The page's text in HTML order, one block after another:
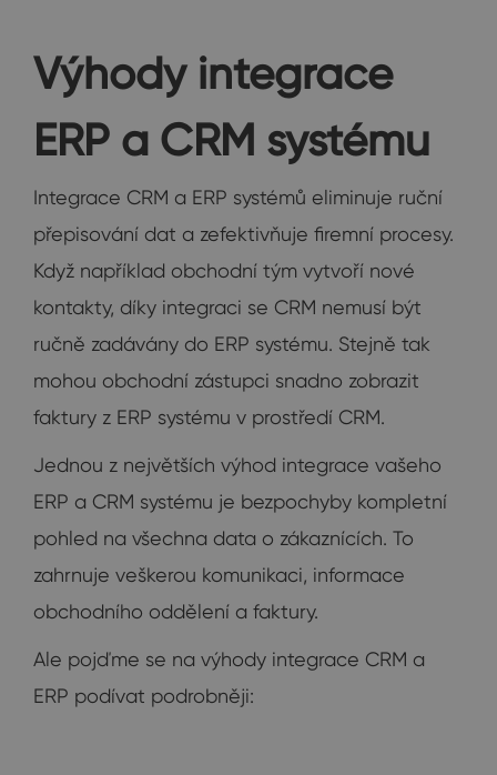
Výhody integrace
ERP a CRM systému
Integrace CRM a ERP systémů eliminuje ruční
přepisování dat a zefektivňuje firemní procesy.
Když například obchodní tým vytvoří nové
kontakty, díky integraci se CRM nemusí být
ručně zadávány do ERP systému. Stejně tak
mohou obchodní zástupci snadno zobrazit
faktury z ERP systému v prostředí CRM.
Jednou z největších výhod integrace vašeho
ERP a CRM systému je bezpochyby kompletní
pohled na všechna data o zákaznících. To
zahrnuje veškerou komunikaci, informace
obchodního oddělení a faktury.
Ale pojďme se na výhody integrace CRM a
ERP podívat podrobněji: